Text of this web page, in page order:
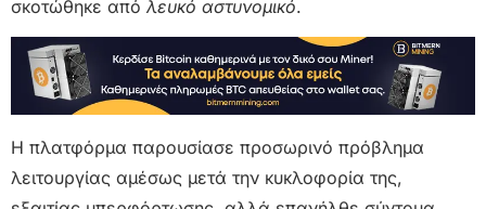
σκοτώθηκε από λευκό αστυνομικό.
Η πλατφόρμα παρουσίασε προσωρινό πρόβλημα
λειτουργίας αμέσως μετά την κυκλοφορία της,